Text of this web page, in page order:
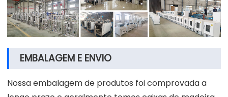
EMBALAGEM E ENVIO
Nossa embalagem de produtos foi comprovada a